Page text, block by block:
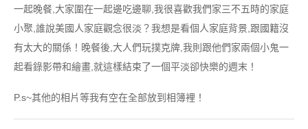
一起晚餐,大家圍在一起邊吃邊聊,我很喜歡我們家三不五時的家庭
小聚,誰說美國人家庭觀念很淡？我想是看個人家庭背景,跟國籍沒
有太大的關係！晚餐後,大人們玩撲克牌,我則跟他們家兩個小鬼一
起看錄影帶和繪畫,就這樣結束了一個平淡卻快樂的週末！
P.s~其他的相片等我有空在全部放到相簿裡！